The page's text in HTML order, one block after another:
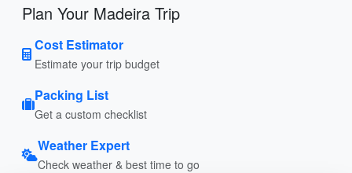
Plan Your Madeira Trip
Cost Estimator
Estimate your trip budget
Packing List
Get a custom checklist
Weather Expert
Check weather & best time to go